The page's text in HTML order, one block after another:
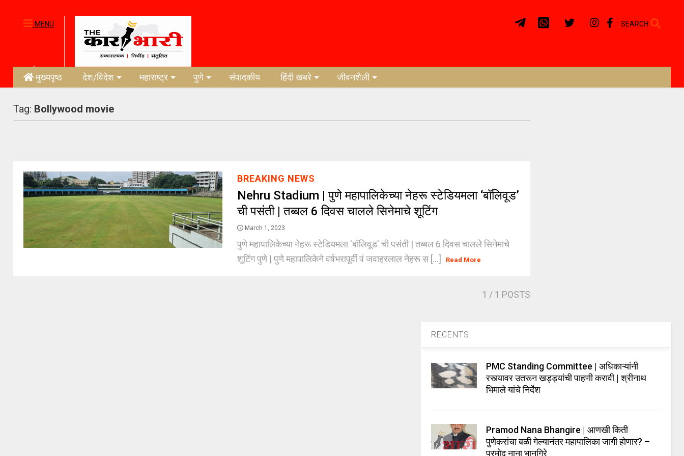
MENU SEARCH
मुख्यपृष्ठ देश/विदेश महाराष्ट्र पुणे संपादकीय हिंदी खबरे जीवनशैली
Tag: Bollywood movie
BREAKING NEWS
Nehru Stadium | पुणे महापालिकेच्या नेहरू स्टेडियमला ‘बॉलिवूड’
ची पसंती | तब्बल 6 दिवस चालले सिनेमाचे शूटिंग
March 1, 2023
पुणे महापालिकेच्या नेहरू स्टेडियमला 'बॉलिवूड' ची पसंती | तब्बल 6 दिवस चालले सिनेमाचे
शूटिंग पुणे | पुणे महापालिकेने वर्षभरापूर्वी पं जवाहरलाल नेहरू स [...]
Read More
1 / 1 POSTS
RECENTS
PMC Standing Committee | अधिकाऱ्यांनी
रस्त्यावर उतरून खड्ड्यांची पाहणी करावी | श्रीनाथ
भिमाले यांचे निर्देश
Pramod Nana Bhangire | आणखी किती
पुणेकरांचा बळी गेल्यानंतर महापालिका जागी होणार? –
प्रमोद नाना भानगिरे